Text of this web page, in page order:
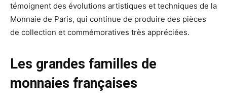
témoignent des évolutions artistiques et techniques de la
Monnaie de Paris, qui continue de produire des pièces
de collection et commémoratives très appréciées.
Les grandes familles de
monnaies françaises